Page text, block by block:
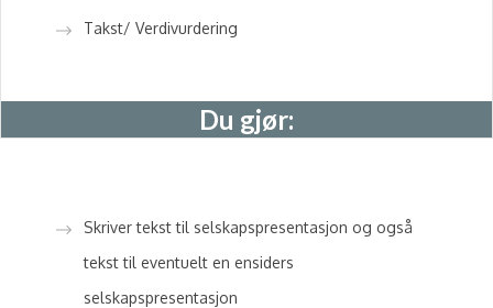
Takst/ Verdivurdering
Du gjør:
Skriver tekst til selskapspresentasjon og også
tekst til eventuelt en ensiders
selskapspresentasjon